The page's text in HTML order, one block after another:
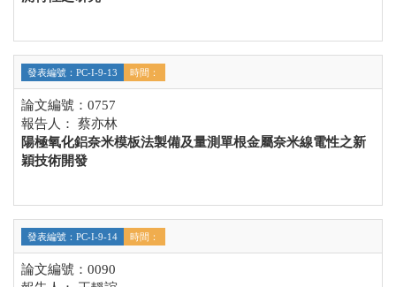
發表編號：PC-I-9-13 時間：
論文編號：0757
報告人： 蔡亦林
陽極氧化鋁奈米模板法製備及量測單根金屬奈米線電性之新
穎技術開發
發表編號：PC-I-9-14 時間：
論文編號：0090